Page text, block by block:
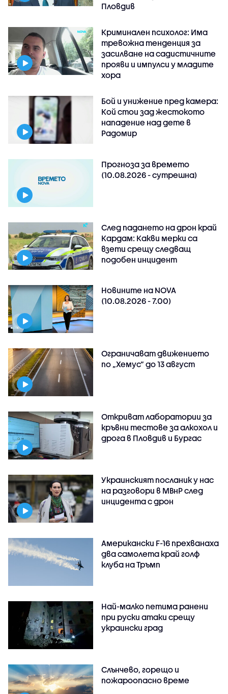
Пловдив
Криминален психолог: Има
тревожна тенденция за
засилване на садистичните
прояви и импулси у младите
хора
Бой и унижение пред камера:
Кой стои зад жестокото
нападение над дете в
Радомир
Прогноза за времето
(10.08.2026 - сутрешна)
След падането на дрон край
Кардам: Какви мерки са
взети срещу следващ
подобен инцидент
Новините на NOVA
(10.08.2026 - 7.00)
Ограничават движението
по „Хемус“ до 13 август
Откриват лаборатории за
кръвни тестове за алкохол и
дрога в Пловдив и Бургас
Украинският посланик у нас
на разговори в МВнР след
инцидента с дрон
Американски F-16 прехванаха
два самолета край голф
клуба на Тръмп
Най-малко петима ранени
при руски атаки срещу
украински град
Слънчево, горещо и
пожароопасно време